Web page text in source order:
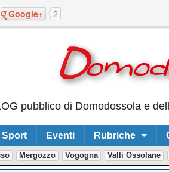
Google+ 2
pubblico di Domodossola e
Sport Eventi Rubriche
Mergozzo Vogogna Valli Ossolane